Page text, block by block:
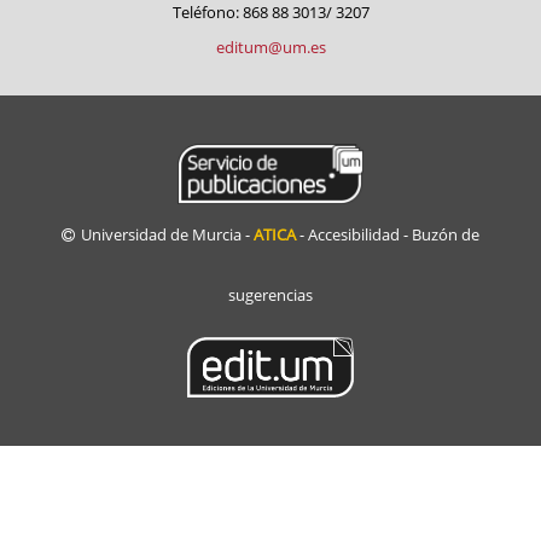
Teléfono: 868 88 3013/ 3207
editum@um.es
Universidad de Murcia -ATICA-Accesibilidad - Buzón de
sugerencias